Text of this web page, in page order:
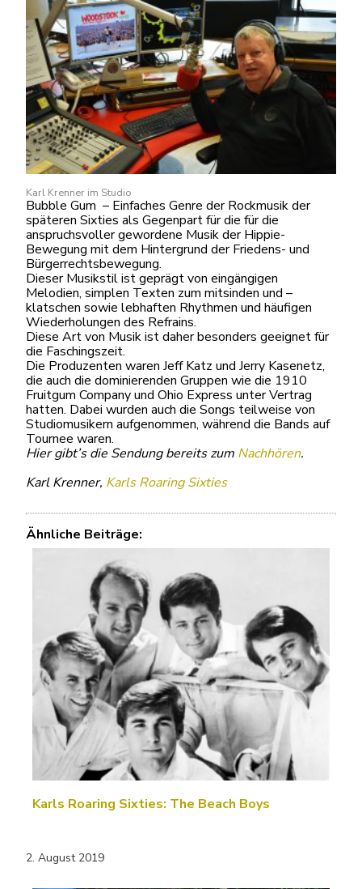
Karl Krenner im Studio
Bubble Gum – Einfaches Genre der Rockmusik der
späteren Sixties als Gegenpart für die für die
anspruchsvoller gewordene Musik der Hippie-
Bewegung mit dem Hintergrund der Friedens- und
Bürgerrechtsbewegung.
Dieser Musikstil ist geprägt von eingängigen
Melodien, simplen Texten zum mitsinden und –
klatschen sowie lebhaften Rhythmen und häufigen
Wiederholungen des Refrains.
Diese Art von Musik ist daher besonders geeignet für
die Faschingszeit.
Die Produzenten waren Jeff Katz und Jerry Kasenetz,
die auch die dominierenden Gruppen wie die 1910
Fruitgum Company und Ohio Express unter Vertrag
hatten. Dabei wurden auch die Songs teilweise von
Studiomusikern aufgenommen, während die Bands auf
Tournee waren.
Hier gibt’s die Sendung bereits zum Nachhören.
Karl Krenner, Karls Roaring Sixties
Ähnliche Beiträge:
Karls Roaring Sixties: The Beach Boys
2. August 2019